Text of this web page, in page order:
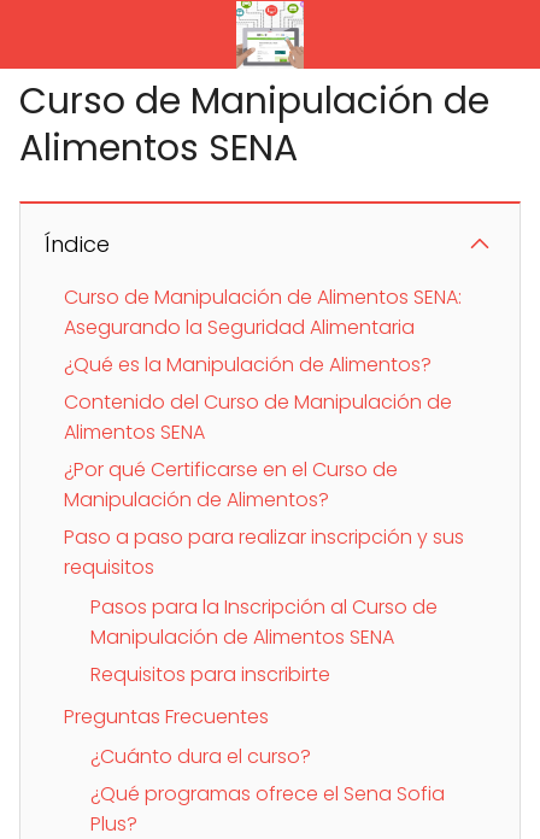
Curso de Manipulación de
Alimentos SENA
Índice
Curso de Manipulación de Alimentos SENA:
Asegurando la Seguridad Alimentaria
¿Qué es la Manipulación de Alimentos?
Contenido del Curso de Manipulación de
Alimentos SENA
¿Por qué Certificarse en el Curso de
Manipulación de Alimentos?
Paso a paso para realizar inscripción y sus
requisitos
Pasos para la Inscripción al Curso de
Manipulación de Alimentos SENA
Requisitos para inscribirte
Preguntas Frecuentes
¿Cuánto dura el curso?
¿Qué programas ofrece el Sena Sofia
Plus?